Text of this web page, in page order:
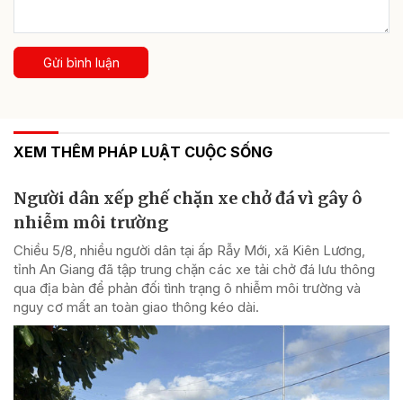
Gửi bình luận
XEM THÊM PHÁP LUẬT CUỘC SỐNG
Người dân xếp ghế chặn xe chở đá vì gây ô
nhiễm môi trường
Chiều 5/8, nhiều người dân tại ấp Rẫy Mới, xã Kiên Lương,
tỉnh An Giang đã tập trung chặn các xe tải chở đá lưu thông
qua địa bàn để phản đối tình trạng ô nhiễm môi trường và
nguy cơ mất an toàn giao thông kéo dài.